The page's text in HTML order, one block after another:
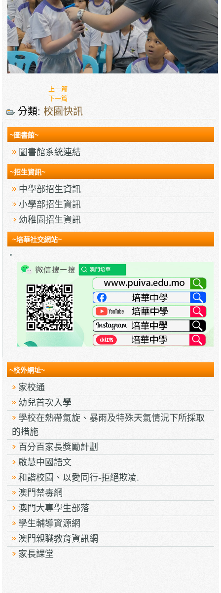
上一篇
下一篇
分類:校園快訊
~圖書館~
圖書館系統連結
~招生資訊~
中學部招生資訊
小學部招生資訊
幼稚園招生資訊
~培華社交網站~
~校外網址~
家校通
幼兒首次入學
學校在熱帶氣旋、暴雨及特殊天氣情況下所採取
的措施
百分百家長獎勵計劃
啟慧中國語文
和諧校園、以愛同行-拒絕欺凌.
澳門禁毒網
澳門大專學生部落
學生輔導資源網
澳門親職教育資訊網
家長課堂